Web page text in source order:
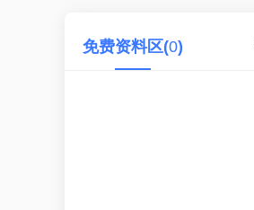
免费资料区(0)